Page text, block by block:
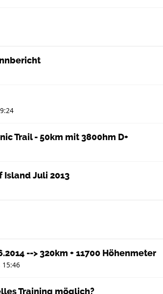
Trail - 50km mit 3800hm D+
Island Juli 2013
--> 320km + 11700 Höhenmeter
15:46
Training möglich?